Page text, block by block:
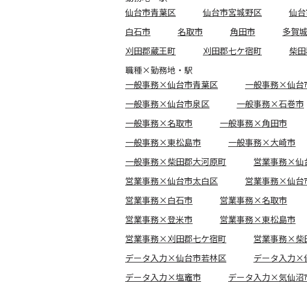
仙台市青葉区
仙台市宮城野区 仙
白石市
名取市 角田市 多賀
刈田郡蔵王町
刈田郡七ケ宿町
柴
職種×勤務地・駅
一般事務×仙台市青葉区
一般事務×仙台
一般事務×仙台市泉区
一般事務×石巻市
一般事務×名取市
一般事務×角田市
一般事務×東松島市
一般事務×大崎市
一般事務×柴田郡大河原町
営業事務×仙
営業事務×仙台市太白区
営業事務×仙台
営業事務×白石市
営業事務×名取市
営業事務×登米市
営業事務×東松島市
営業事務×刈田郡七ケ宿町
営業事務×柴
データ入力×仙台市若林区
データ入力×
データ入力×塩竈市
データ入力×気仙沼